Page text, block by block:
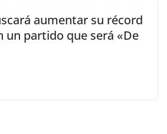
aumentar su récord
un partido que será «De